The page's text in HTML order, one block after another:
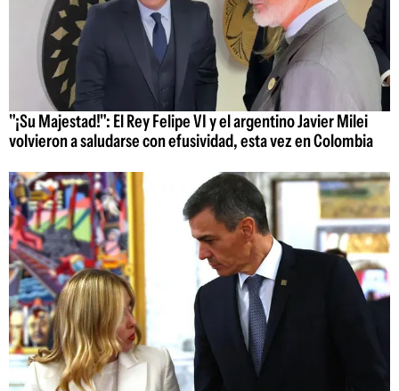
"¡Su Majestad!": El Rey Felipe VI y el argentino Javier Milei
volvieron a saludarse con efusividad, esta vez en Colombia